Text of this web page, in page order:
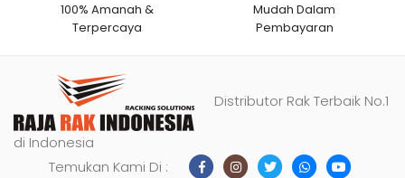
100% Amanah &
Terpercaya
Mudah Dalam
Pembayaran
Distributor Rak Terbaik No.1
di Indonesia
Temukan Kami Di :